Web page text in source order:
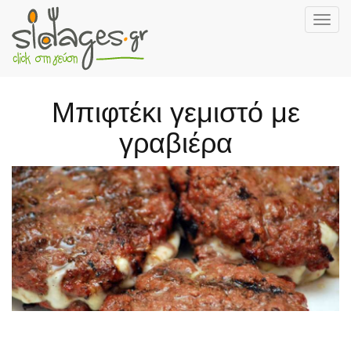
Skip
Μπιφτέκι γεμιστό με
γραβιέρα